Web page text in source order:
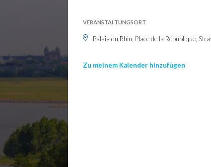
VERANSTALTUNGSORT
Palais du Rhin, Place de la République,
Zu meinem Kalender hinzufügen